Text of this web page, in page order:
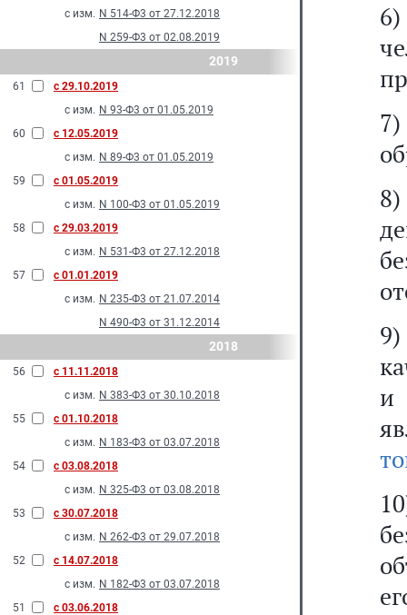
с изм. N 514-Ф3 от 27.12.2018
N 259-Ф3 от 02.08.2019
2019
61
с 29.10.2019
с изм. N 93-Ф3 от 01.05.2019
60
с 12.05.2019
с изм. N 89-Ф3 от 01.05.2019
59
с 01.05.2019
с изм. N 100-Ф3 от 01.05.2019
58
с 29.03.2019
с изм. N 531-Ф3 от 27.12.2018
57
с 01.01.2019
с изм. N 235-Ф3 от 21.07.2014
N 490-Ф3 от 31.12.2014
2018
56
с 11.11.2018
с изм. N 383-Ф3 от 30.10.2018
55
с 01.10.2018
с изм. N 183-Ф3 от 03.07.2018
54
с 03.08.2018
с изм. N 325-Ф3 от 03.08.2018
53
с 30.07.2018
с изм. N 262-Ф3 от 29.07.2018
52
с 14.07.2018
с изм. N 182-Ф3 от 03.07.2018
51
с 03.06.2018
9)
и